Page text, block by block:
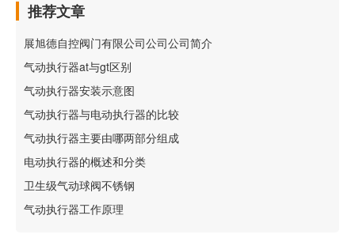
推荐文章
展旭德自控阀门有限公司公司公司简介
气动执行器at与gt区别
气动执行器安装示意图
气动执行器与电动执行器的比较
气动执行器主要由哪两部分组成
电动执行器的概述和分类
卫生级气动球阀不锈钢
气动执行器工作原理